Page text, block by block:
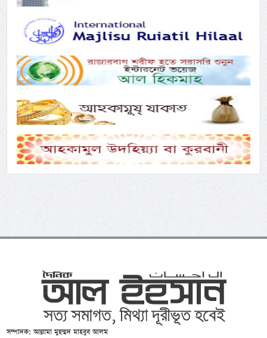
সম্পাদক: আল্লামা মুহম্মদ মাহবুব আলম